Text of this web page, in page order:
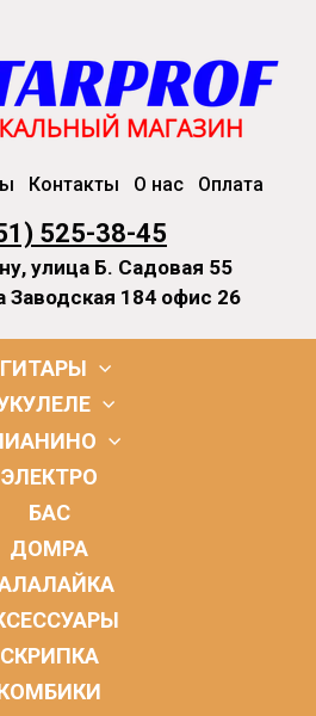
Контакты О нас Оплата
525-38-45
улица Б. Садовая 55
Заводская 184 офис 26
ГИТАРЫ
ЭЛЕКТРО
БАС
ДОМРА
СКРИПКА